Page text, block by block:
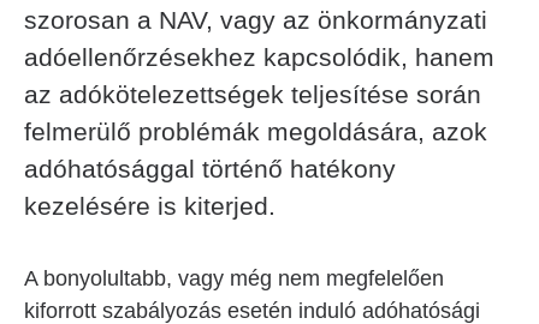
szorosan a NAV, vagy az önkormányzati
adóellenőrzésekhez kapcsolódik, hanem
az adókötelezettségek teljesítése során
felmerülő problémák megoldására, azok
adóhatósággal történő hatékony
kezelésére is kiterjed.
A bonyolultabb, vagy még nem megfelelően
kiforrott szabályozás esetén induló adóhatósági